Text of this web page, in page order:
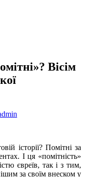
Вісім
історії? Помітні за
І ця «помітність»
євреїв, так і з тим,
за своїм внеском у